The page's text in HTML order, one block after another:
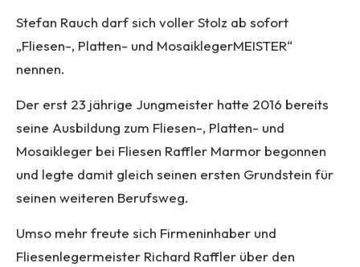
Stefan Rauch darf sich voller Stolz ab sofort
„Fliesen-, Platten- und MosaiklegerMEISTER“
nennen.
Der erst 23 jährige Jungmeister hatte 2016 bereits
seine Ausbildung zum Fliesen-, Platten- und
Mosaikleger bei Fliesen Raffler Marmor begonnen
und legte damit gleich seinen ersten Grundstein für
seinen weiteren Berufsweg.
Umso mehr freute sich Firmeninhaber und
Fliesenlegermeister Richard Raffler über den